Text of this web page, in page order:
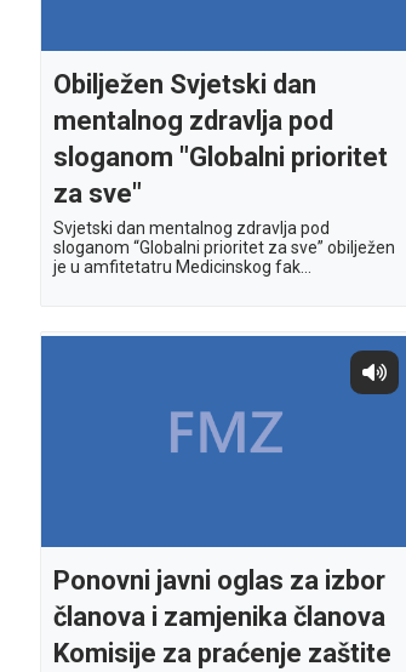
Obilježen Svjetski dan
mentalnog zdravlja pod
sloganom "Globalni prioritet
za sve"
Svjetski dan mentalnog zdravlja pod
sloganom “Globalni prioritet za sve” obilježen
je u amfitetatru Medicinskog fak...
Ponovni javni oglas za izbor
članova i zamjenika članova
Komisije za praćenje zaštite